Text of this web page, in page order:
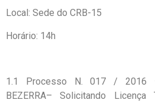
Local: Sede do CRB-15
Horário: 14h
1.1 Processo N. 017 / 2016 –
BEZERRA– Solicitando Licença